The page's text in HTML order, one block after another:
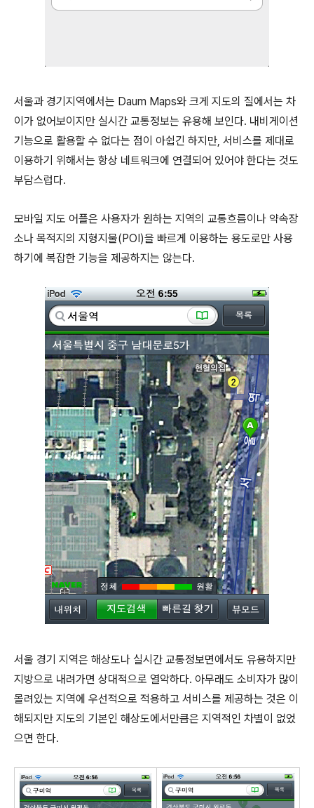
서울과 경기지역에서는 Daum Maps와 크게 지도의 질에서는 차
이가 없어보이지만 실시간 교통정보는 유용해 보인다. 내비게이션
기능으로 활용할 수 없다는 점이 아쉽긴 하지만, 서비스를 제대로
이용하기 위해서는 항상 네트워크에 연결되어 있어야 한다는 것도
부담스럽다.
모바일 지도 어플은 사용자가 원하는 지역의 교통흐름이나 약속장
소나 목적지의 지형지물(POI)을 빠르게 이용하는 용도로만 사용
하기에 복잡한 기능을 제공하지는 않는다.
서울 경기 지역은 해상도나 실시간 교통정보면에서도 유용하지만
지방으로 내려가면 상대적으로 열악하다. 아무래도 소비자가 많이
몰려있는 지역에 우선적으로 적용하고 서비스를 제공하는 것은 이
해되지만 지도의 기본인 해상도에서만큼은 지역적인 차별이 없었
으면 한다.